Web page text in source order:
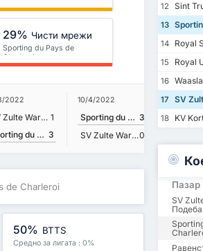
29% Чисти мрежи
Sporting du Pays de
Charleroi
2022
SV Zulte Waregem 1
Sporting du Pays de Charleroi 3
10/4/2022
Sporting du Pays de Charleroi 3
SV Zulte Waregem0
22/8/
de Charleroi
50% BTTS
Средно за лигата : 0%
12
Sint
13
14
Royal
15
Royal
16
17
SV
18
KV
Пазар
SV
Подеба